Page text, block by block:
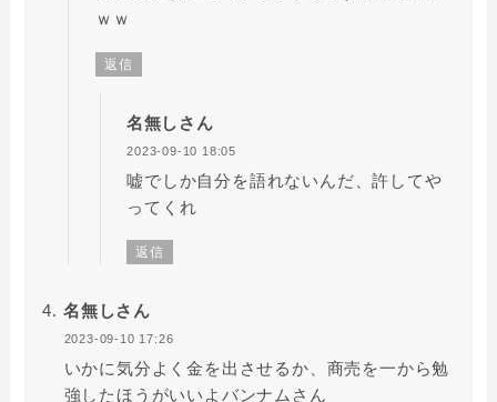
ｗｗ
返信
名無しさん
2023-09-10 18:05
嘘でしか自分を語れないんだ、許してや
ってくれ
返信
名無しさん
2023-09-10 17:26
いかに気分よく金を出させるか、商売を一から勉
強したほうがいいよバンナムさん